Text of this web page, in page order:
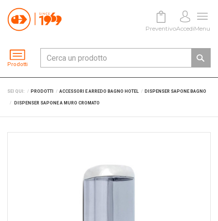
Prodotti
PreventivoAccediMenu
SEI QUI: PRODOTTI ACCESSORI E ARREDO BAGNO HOTEL DISPENSER SAPONE BAGNO
DISPENSER SAPONE A MURO CROMATO